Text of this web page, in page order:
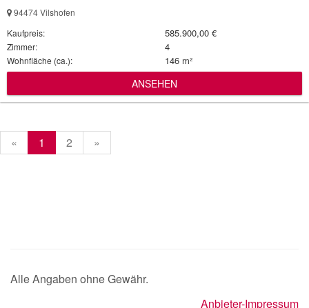
94474 Vilshofen
Kaufpreis:
585.900,00 €
Zimmer: 4
Wohnfläche (ca.): 146 m²
ANSEHEN
« 1 2 »
Alle Angaben ohne Gewähr.
Anbieter-Impressum